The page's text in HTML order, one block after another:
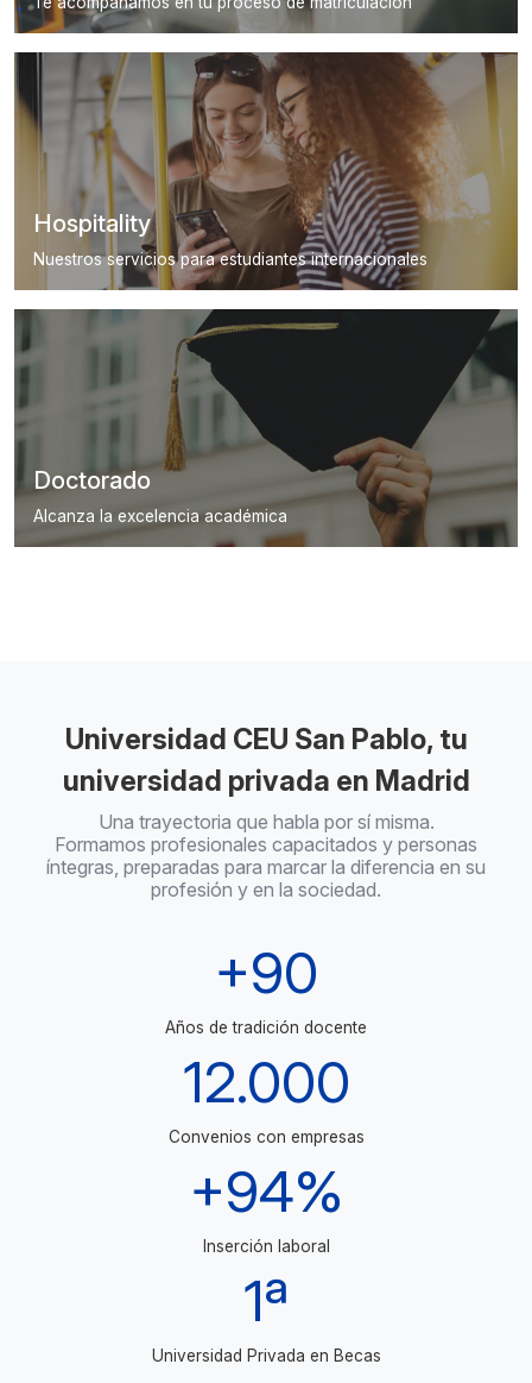
Hospitality
Nuestros servicios para estudiantes internacionales
Doctorado
Alcanza la excelencia académica
Universidad CEU San Pablo, tu
universidad privada en Madrid
Una trayectoria que habla por sí misma.
Formamos profesionales capacitados y personas
íntegras, preparadas para marcar la diferencia en su
profesión y en la sociedad.
+90
Años de tradición docente
12.000
Convenios con empresas
+94%
Inserción laboral
1ª
Universidad Privada en Becas